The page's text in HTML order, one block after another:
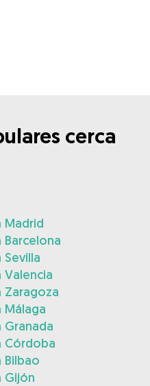
cerca
Madrid
Zaragoza
Málaga
Córdoba
Bilbao
Gijón